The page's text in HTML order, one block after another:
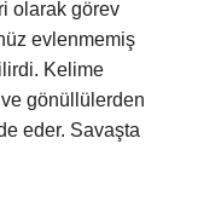
olarak görev
evlenmemiş
Kelime
ve gönüllülerden
eder. Savaşta